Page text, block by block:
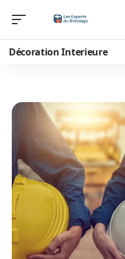
Décoration Interieure